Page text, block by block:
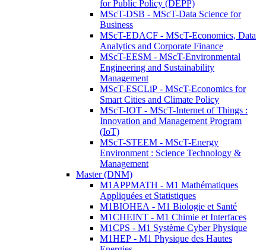
for Public Policy (DEPP)
MScT-DSB - MScT-Data Science for
Business
MScT-EDACF - MScT-Economics, Data
Analytics and Corporate Finance
MScT-EESM - MScT-Environmental
Engineering and Sustainability
Management
MScT-ESCLiP - MScT-Economics for
Smart Cities and Climate Policy
MScT-IOT - MScT-Internet of Things :
Innovation and Management Program
(IoT)
MScT-STEEM - MScT-Energy
Environment : Science Technology &
Management
Master (DNM)
M1APPMATH - M1 Mathématiques
Appliquées et Statistiques
M1BIOHEA - M1 Biologie et Santé
M1CHEINT - M1 Chimie et Interfaces
M1CPS - M1 Système Cyber Physique
M1HEP - M1 Physique des Hautes